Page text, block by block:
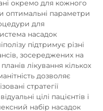
окремо для кожного
оптимальні параметри
для
насадок
підтримує різні
зосереджених на
лікування кількох
дозволяє
стратегії
цілі пацієнтів і
набір насадок